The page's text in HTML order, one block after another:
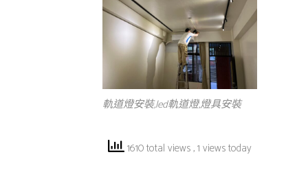
軌道燈安裝,led軌道燈,燈具安裝
1610 total views, 1 views today